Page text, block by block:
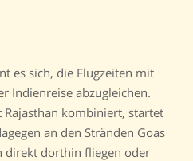
es sich, die Flugzeiten mit
Indienreise abzugleichen.
kombiniert, startet
an den Stränden Goas
direkt dorthin fliegen oder